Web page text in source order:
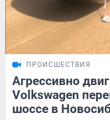
ПРОИСШЕСТВИЯ
Агрессивно
Volkswagen
шоссе в